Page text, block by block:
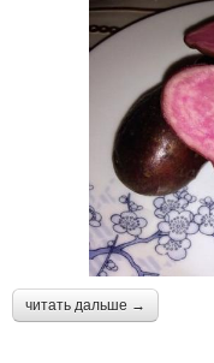
читать дальше →